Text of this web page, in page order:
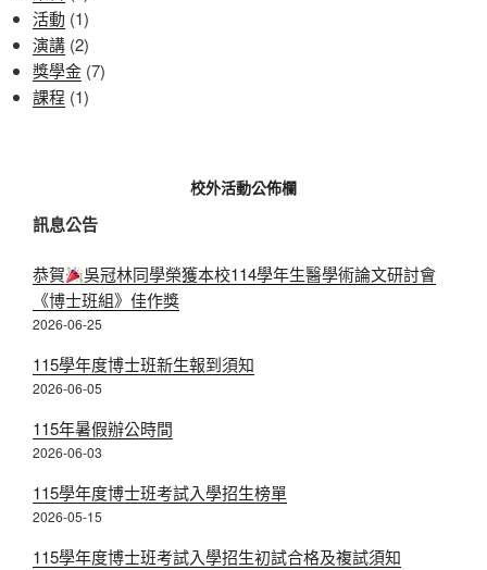
活動 (1)
演講 (2)
獎學金 (7)
課程 (1)
校外活動公佈欄
訊息公告
恭賀
吳冠林同學榮獲本校114學年生醫學術論文研討會
《博士班組》佳作獎
2026-06-25
115學年度博士班新生報到須知
2026-06-05
115年暑假辦公時間
2026-06-03
115學年度博士班考試入學招生榜單
2026-05-15
115學年度博士班考試入學招生初試合格及複試須知